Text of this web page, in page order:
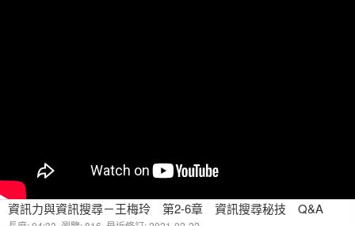
資訊力與資訊搜尋－王梅玲 第2-6章 資訊搜尋秘技 Q&A